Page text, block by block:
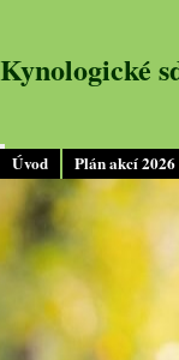
Úvod Plán akcí 2026
Kynologické